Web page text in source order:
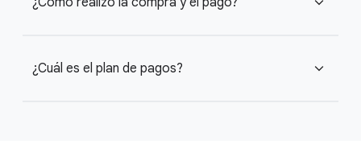
expand_more
¿Cuál es el plan de pagos? expand_more